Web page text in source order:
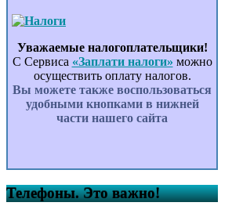
Уважаемые налогоплательщики!
С Сервиса «Заплати налоги» можно
осуществить оплату налогов.
Вы можете также воспользоваться
удобными кнопками в нижней
части нашего сайта
Телефоны. Это важно!